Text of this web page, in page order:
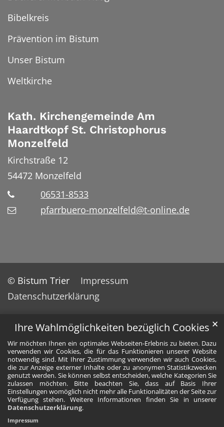
Ihre Wahlmöglichkeiten bezüglich Cookies
Wir möchten Ihnen ein optimales Webseiten-Erlebnis zu bieten. Dazu
verwenden wir Cookies, die für das Funktionieren unserer Website
notwendig sind. Mit Ihrer Zustimmung verwenden wir auch Cookies,
die zur Anzeige externer Inhalte oder zu anonymen Statistikzwecken
genutzt werden. Sie können selbst entscheiden, welche Kategorien Sie
zulassen möchten. Bitte beachten Sie, dass auf Basis Ihrer
Einstellungen womöglich nicht mehr alle Funktionalitäten der Seite zur
Verfügung stehen. Weitere Informationen finden Sie in unserer
Datenschutzerklärung.
✕
Impressum
Bibelkreis
Prävention im Bistum
Unser Bistum
Weltkirche
Kath. Kirchengemeinde Am
Haardtkopf St. Christophorus
Monzelfeld
Kirchstraße 12
54472 Monzelfeld
06531-8533
pfarrbuero-monzelfeld@t-online.de
© Bistum Trier
Impressum
Datenschutzerklärung